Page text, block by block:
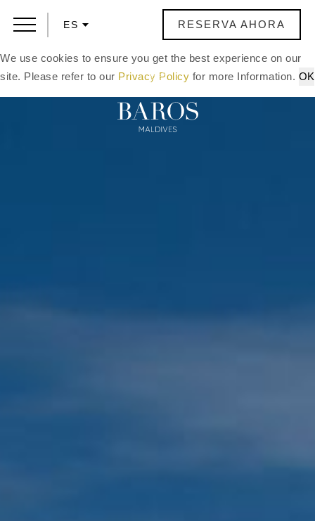
ES RESERVA AHORA
We use cookies to ensure you get the best experience on our
site. Please refer to our Privacy Policy for more Information. OK